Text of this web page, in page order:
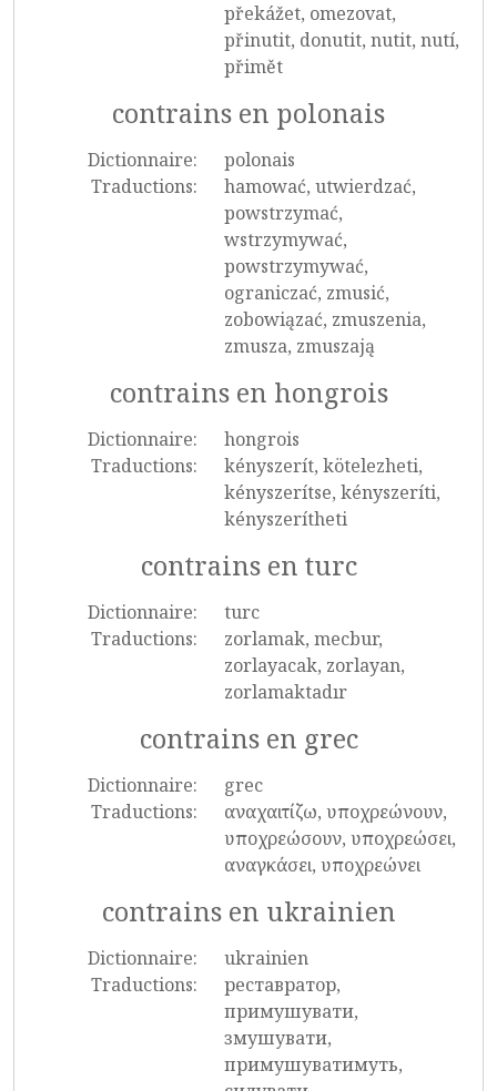
překážet, omezovat,
přinutit, donutit, nutit, nutí,
přimět
contrains en polonais
Dictionnaire:
polonais
Traductions:
hamować, utwierdzać,
powstrzymać,
wstrzymywać,
powstrzymywać,
ograniczać, zmusić,
zobowiązać, zmuszenia,
zmusza, zmuszają
contrains en hongrois
Dictionnaire:
hongrois
Traductions:
kényszerít, kötelezheti,
kényszerítse, kényszeríti,
kényszerítheti
contrains en turc
Dictionnaire:
turc
Traductions:
zorlamak, mecbur,
zorlayacak, zorlayan,
zorlamaktadır
contrains en grec
Dictionnaire:
grec
Traductions:
αναχαιτίζω, υποχρεώνουν,
υποχρεώσουν, υποχρεώσει,
αναγκάσει, υποχρεώνει
contrains en ukrainien
Dictionnaire:
ukrainien
Traductions:
реставратор,
примушувати,
змушувати,
примушуватимуть,